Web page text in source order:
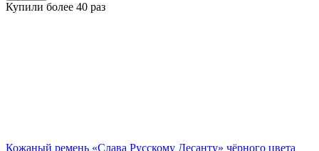
Купили более 40 раз
Кожаный ремень «Слава Русскому Десанту» чёрного цвета